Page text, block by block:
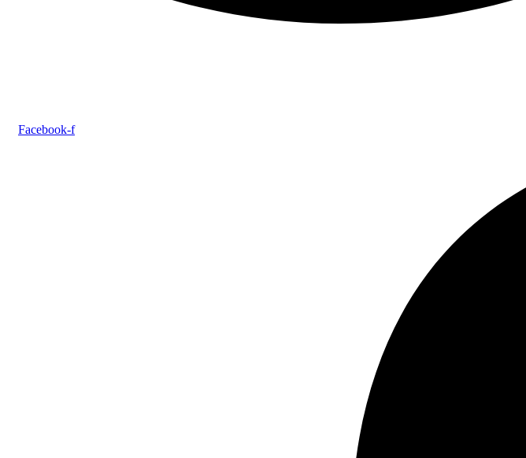
Facebook-f